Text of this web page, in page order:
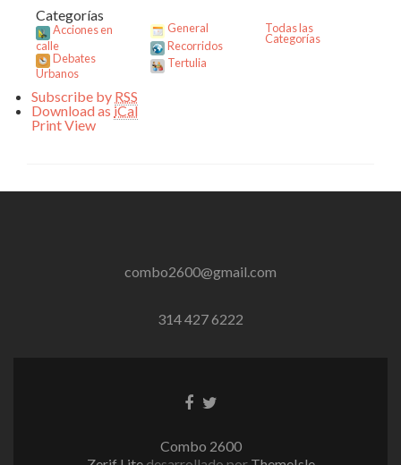
Categorías
Acciones en
calle
Debates
Urbanos
General
Recorridos
Tertulia
Todas las
Categorías
Subscribe by RSS
Download as iCal
PrintView
combo2600@gmail.com
314 427 6222
EnlaceEnlace
Combo 2600